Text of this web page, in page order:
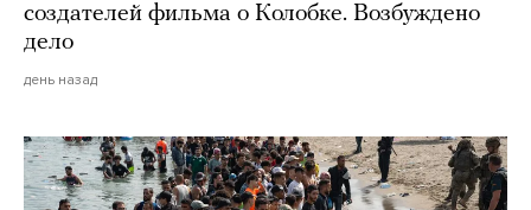
создателей фильма о Колобке. Возбуждено
дело
день назад